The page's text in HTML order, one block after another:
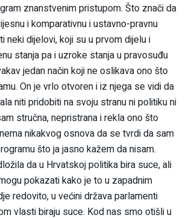
znanstvenim pristupom. Što znači da
i komparativnu i ustavno-pravnu
neki dijelovi, koji su u prvom dijelu i
stanja pa i uzroke stanja u pravosuđu
jedan način koji ne oslikava ono što
On je vrlo otvoren i iz njega se vidi da
niti pridobiti na svoju stranu ni politiku ni
stručna, nepristrana i rekla ono što
nikakvog osnova da se tvrdi da sam
što ja jasno kažem da nisam.
da u Hrvatskoj politika bira suce, ali
pokazati kako je to u zapadnim
redovito, u većini država parlamenti
vlasti biraju suce. Kod nas smo otišli u